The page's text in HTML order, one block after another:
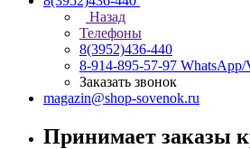
Назад
Телефоны
8(3952)436-440
8-914-895-57-97 WhatsApp/
Заказать звонок
magazin@shop-sovenok.ru
Принимает заказы